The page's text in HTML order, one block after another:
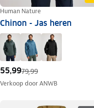
Human Nature
Chinon - Jas heren
55,9979,99
Verkoop doorANWB